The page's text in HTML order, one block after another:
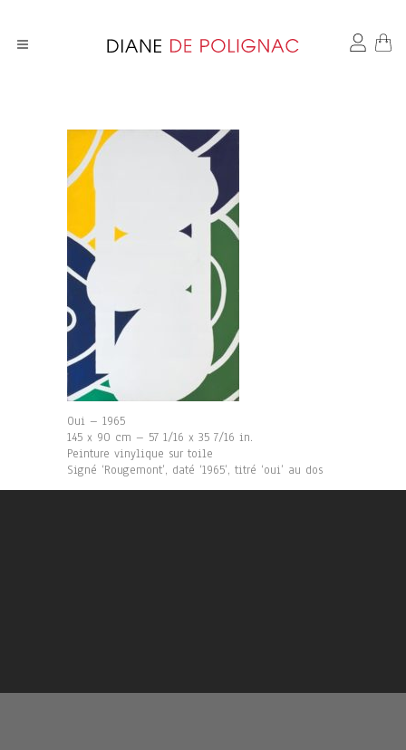
Oui – 1965
145 x 90 cm – 57 1/16 x 35 7/16 in.
Peinture vinylique sur toile
Signé ‘Rougemont’, daté ‘1965’, titré ‘oui’ au dos